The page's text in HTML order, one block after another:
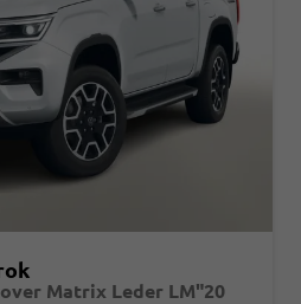
Matrix Leder LM"20